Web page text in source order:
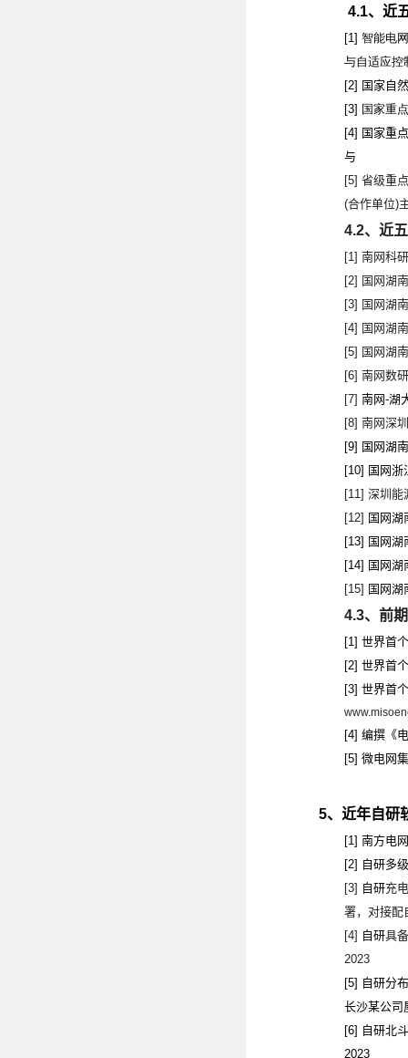
4.1、近
[1] 智能电
与自适应控
[2] 国家自
[3] 国家重
[4] 国家重
与
[5] 省级重
(合作单位)
4.2、近
[1] 南网科
[2] 国网湖
[3] 国网湖
[4] 国网湖
[5] 国网湖
[6] 南网数
[7] 南网-湖
[8] 南网深
[9] 国网湖
[10] 国网浙
[11] 深圳能
[12] 国网湖
[13] 国网湖
[14] 国网湖
[15] 国网湖
4.3、前
[1] 世界首个
[2] 世界首
[3] 世界首
[4] 编撰《
[5] 微电网
5、近年自研
[1] 南方电
[2] 自研多
[3] 自研充
署，对接配
[4] 自研具
2023
[5] 自研分
长沙某公司
[6] 自研北
2023